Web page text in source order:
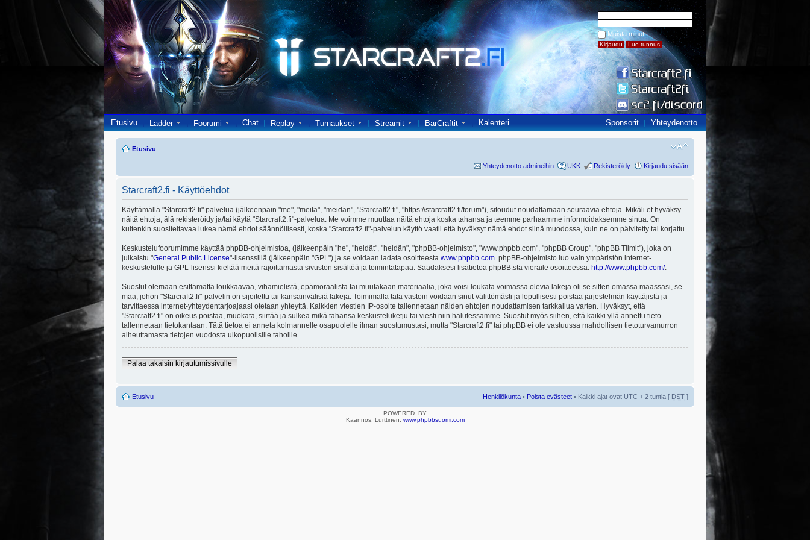
Muista minut
Etusivu Ladder Foorumi Chat Replay Turnaukset Streamit BarCraftit Kalenteri Sponsorit Yhteydenotto
Etusivu
Yhteydenotto admineihin UKK Rekisteröidy Kirjaudu sisään
Starcraft2.fi - Käyttöehdot
Käyttämällä "Starcraft2.fi" palvelua (jälkeenpäin "me", "meitä", "meidän", "Starcraft2.fi", "https://starcraft2.fi/forum"), sitoudut noudattamaan seuraavia ehtoja. Mikäli et hyväksy
näitä ehtoja, älä rekisteröidy ja/tai käytä "Starcraft2.fi"-palvelua. Me voimme muuttaa näitä ehtoja koska tahansa ja teemme parhaamme informoidaksemme sinua. On
kuitenkin suositeltavaa lukea nämä ehdot säännöllisesti, koska "Starcraft2.fi"-palvelun käyttö vaatii että hyväksyt nämä ehdot siinä muodossa, kuin ne on päivitetty tai korjattu.
Keskustelufoorumimme käyttää phpBB-ohjelmistoa, (jälkeenpäin "he", "heidät", "heidän", "phpBB-ohjelmisto", "www.phpbb.com", "phpBB Group", "phpBB Tiimit"), joka on
julkaistu "General Public License"-lisenssillä (jälkeenpäin "GPL") ja se voidaan ladata osoitteesta www.phpbb.com. phpBB-ohjelmisto luo vain ympäristön internet-
keskustelulle ja GPL-lisenssi kieltää meitä rajoittamasta sivuston sisältöä ja toimintatapaa. Saadaksesi lisätietoa phpBB:stä vieraile osoitteessa: http://www.phpbb.com/.
Suostut olemaan esittämättä loukkaavaa, vihamielistä, epämoraalista tai muutakaan materiaalia, joka voisi loukata voimassa olevia lakeja oli se sitten omassa maassasi, se
maa, johon "Starcraft2.fi"-palvelin on sijoitettu tai kansainvälisiä lakeja. Toimimalla tätä vastoin voidaan sinut välittömästi ja lopullisesti poistaa järjestelmän käyttäjistä ja
tarvittaessa internet-yhteydentarjoajaasi otetaan yhteyttä. Kaikkien viestien IP-osoite tallennetaan näiden ehtojen noudattamisen tarkkailua varten. Hyväksyt, että
"Starcraft2.fi" on oikeus poistaa, muokata, siirtää ja sulkea mikä tahansa keskusteluketju tai viesti niin halutessamme. Suostut myös siihen, että kaikki yllä annettu tieto
tallennetaan tietokantaan. Tätä tietoa ei anneta kolmannelle osapuolelle ilman suostumustasi, mutta "Starcraft2.fi" tai phpBB ei ole vastuussa mahdollisen tietoturvamurron
aiheuttamasta tietojen vuodosta ulkopuolisille tahoille.
Palaa takaisin kirjautumissivulle
Etusivu Henkilökunta • Poista evästeet • Kaikki ajat ovat UTC + 2 tuntia [ DST ]
POWERED_BY
Käännös, Lurttinen, www.phpbbsuomi.com